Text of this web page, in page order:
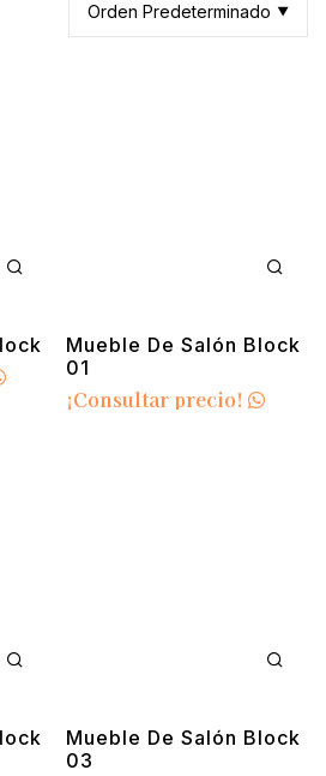
Orden Predeterminado
Mueble De Salón Block
01
¡Consultar precio!
Mueble De Salón Block
03